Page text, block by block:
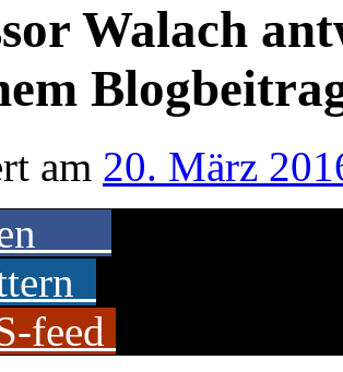
Walach
am 20. März
feed